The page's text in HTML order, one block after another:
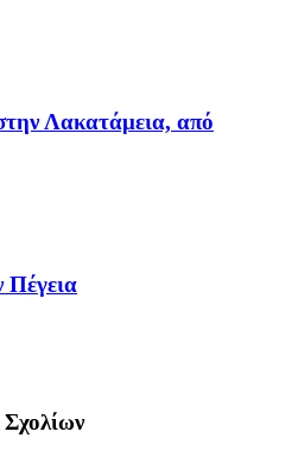
Λακατάμεια, από
Πέγεια